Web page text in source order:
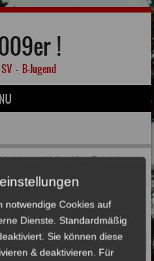
!
– B-Jugend
Hamburger Hallen-Vize-Pokalsieger
notwendige Cookies auf
Dienste. Standardmäßig
Sie können diese
& deaktivieren. Für